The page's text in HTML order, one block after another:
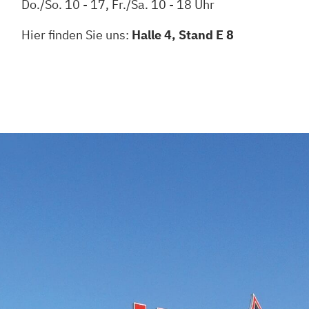
Do./So. 10 - 17, Fr./Sa. 10 - 18 Uhr
Hier finden Sie uns: Halle 4, Stand E 8